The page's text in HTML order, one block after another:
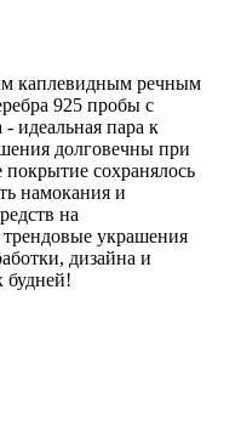
каплевидным речным
925 пробы с
идеальная пара к
долговечны при
сохранялось
намокания и
на
украшения
дизайна и
будней!